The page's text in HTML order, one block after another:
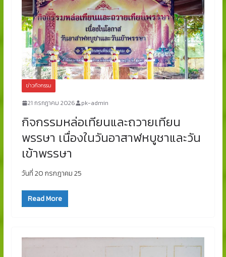
ข่าวกิจกรรม
21 กรกฎาคม 2026 pk-admin
กิจกรรมหล่อเทียนและถวายเทียน
พรรษา เนื่องในวันอาสาฬหบูชาและวัน
เข้าพรรษา
วันที่ 20 กรกฎาคม 25
Read More